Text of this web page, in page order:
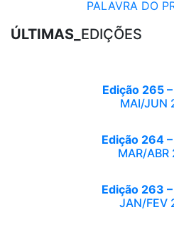
PALAVRA DO
ÚLTIMAS_ EDIÇÕES
Edição 265
MAI/JUN
Edição 264
MAR/
Edição 263
JAN/FEV